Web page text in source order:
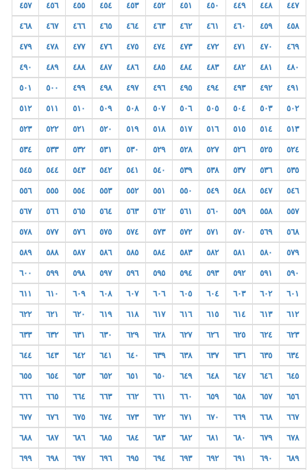
٤٤٧ ٤٤٨ ٤٤٩ ٤٥٠ ٤٥١ ٤٥٢ ٤٥٣ ٤٥٤ ٤٥٥ ٤٥٦ ٤٥٧
٤٥٨ ٤٥٩ ٤٦٠ ٤٦١ ٤٦٢ ٤٦٣ ٤٦٤ ٤٦٥ ٤٦٦ ٤٦٧ ٤٦٨
٤٦٩ ٤٧٠ ٤٧١ ٤٧٢ ٤٧٣ ٤٧٤ ٤٧٥ ٤٧٦ ٤٧٧ ٤٧٨ ٤٧٩
٤٨٠ ٤٨١ ٤٨٢ ٤٨٣ ٤٨٤ ٤٨٥ ٤٨٦ ٤٨٧ ٤٨٨ ٤٨٩ ٤٩٠
٤٩١ ٤٩٢ ٤٩٣ ٤٩٤ ٤٩٥ ٤٩٦ ٤٩٧ ٤٩٨ ٤٩٩ ٥٠٠ ٥٠١
٥٠٢ ٥٠٣ ٥٠٤ ٥٠٥ ٥٠٦ ٥٠٧ ٥٠٨ ٥٠٩ ٥١٠ ٥١١ ٥١٢
٥١٣ ٥١٤ ٥١٥ ٥١٦ ٥١٧ ٥١٨ ٥١٩ ٥٢٠ ٥٢١ ٥٢٢ ٥٢٣
٥٢٤ ٥٢٥ ٥٢٦ ٥٢٧ ٥٢٨ ٥٢٩ ٥٣٠ ٥٣١ ٥٣٢ ٥٣٣ ٥٣٤
٥٣٥ ٥٣٦ ٥٣٧ ٥٣٨ ٥٣٩ ٥٤٠ ٥٤١ ٥٤٢ ٥٤٣ ٥٤٤ ٥٤٥
٥٤٦ ٥٤٧ ٥٤٨ ٥٤٩ ٥٥٠ ٥٥١ ٥٥٢ ٥٥٣ ٥٥٤ ٥٥٥ ٥٥٦
٥٥٧ ٥٥٨ ٥٥٩ ٥٦٠ ٥٦١ ٥٦٢ ٥٦٣ ٥٦٤ ٥٦٥ ٥٦٦ ٥٦٧
٥٦٨ ٥٦٩ ٥٧٠ ٥٧١ ٥٧٢ ٥٧٣ ٥٧٤ ٥٧٥ ٥٧٦ ٥٧٧ ٥٧٨
٥٧٩ ٥٨٠ ٥٨١ ٥٨٢ ٥٨٣ ٥٨٤ ٥٨٥ ٥٨٦ ٥٨٧ ٥٨٨ ٥٨٩
٥٩٠ ٥٩١ ٥٩٢ ٥٩٣ ٥٩٤ ٥٩٥ ٥٩٦ ٥٩٧ ٥٩٨ ٥٩٩ ٦٠٠
٦٠١ ٦٠٢ ٦٠٣ ٦٠٤ ٦٠٥ ٦٠٦ ٦٠٧ ٦٠٨ ٦٠٩ ٦١٠ ٦١١
٦١٢ ٦١٣ ٦١٤ ٦١٥ ٦١٦ ٦١٧ ٦١٨ ٦١٩ ٦٢٠ ٦٢١ ٦٢٢
٦٢٣ ٦٢٤ ٦٢٥ ٦٢٦ ٦٢٧ ٦٢٨ ٦٢٩ ٦٣٠ ٦٣١ ٦٣٢ ٦٣٣
٦٣٤ ٦٣٥ ٦٣٦ ٦٣٧ ٦٣٨ ٦٣٩ ٦٤٠ ٦٤١ ٦٤٢ ٦٤٣ ٦٤٤
٦٤٥ ٦٤٦ ٦٤٧ ٦٤٨ ٦٤٩ ٦٥٠ ٦٥١ ٦٥٢ ٦٥٣ ٦٥٤ ٦٥٥
٦٥٦ ٦٥٧ ٦٥٨ ٦٥٩ ٦٦٠ ٦٦١ ٦٦٢ ٦٦٣ ٦٦٤ ٦٦٥ ٦٦٦
٦٦٧ ٦٦٨ ٦٦٩ ٦٧٠ ٦٧١ ٦٧٢ ٦٧٣ ٦٧٤ ٦٧٥ ٦٧٦ ٦٧٧
٦٧٨ ٦٧٩ ٦٨٠ ٦٨١ ٦٨٢ ٦٨٣ ٦٨٤ ٦٨٥ ٦٨٦ ٦٨٧ ٦٨٨
٦٨٩ ٦٩٠ ٦٩١ ٦٩٢ ٦٩٣ ٦٩٤ ٦٩٥ ٦٩٦ ٦٩٧ ٦٩٨ ٦٩٩